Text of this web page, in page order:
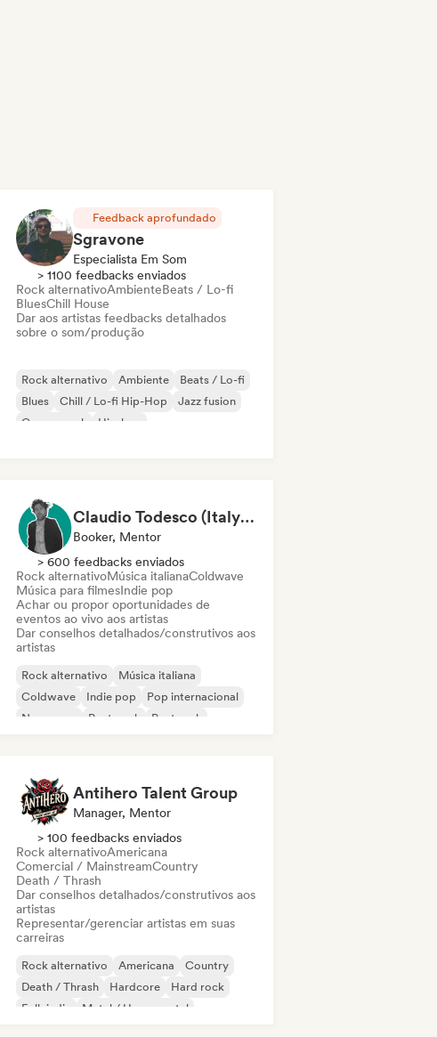
Feedback aprofundado
Sgravone
Especialista Em Som
> 1100 feedbacks enviados
Rock alternativoAmbienteBeats / Lo-fi
BluesChill House
Dar aos artistas feedbacks detalhados
sobre o som/produção
Rock alternativo Ambiente
Beats / Lo-fi
Blues
Chill / Lo-fi Hip-Hop
Jazz fusion
Garage rock
Hip-hop
Claudio Todesco (Italy & Japan focus)
Booker, Mentor
> 600 feedbacks enviados
Rock alternativoMúsica italianaColdwave
Música para filmesIndie pop
Achar ou propor oportunidades de
eventos ao vivo aos artistas
Dar conselhos detalhados/construtivos aos
artistas
Rock alternativo
Música italiana
Coldwave
Indie pop
Pop internacional
New wave
Post punk Post rock
Antihero Talent Group
Manager, Mentor
> 100 feedbacks enviados
Rock alternativoAmericana
Comercial / MainstreamCountry
Death / Thrash
Dar conselhos detalhados/construtivos aos
artistas
Representar/gerenciar artistas em suas
carreiras
Rock alternativo Americana
Country
Death / Thrash
Hardcore
Hard rock
Folk indie
Metal / Heavy metal